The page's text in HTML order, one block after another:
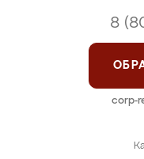
8
corp-